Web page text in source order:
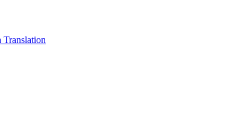
Translation